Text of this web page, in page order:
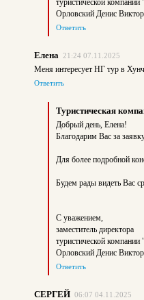
туристической
Орловский Денис
Ответить
Елена 21:24 07.11.2025
Меня интересует НГ тур в
Ответить
Туристическая
Добрый день, Елена!
Благодарим Вас за
Для более подробной
Будем рады видеть Вас
С уважением,
заместитель директора
туристической
Орловский Денис
Ответить
СЕРГЕЙ 06:07 04.11.2025